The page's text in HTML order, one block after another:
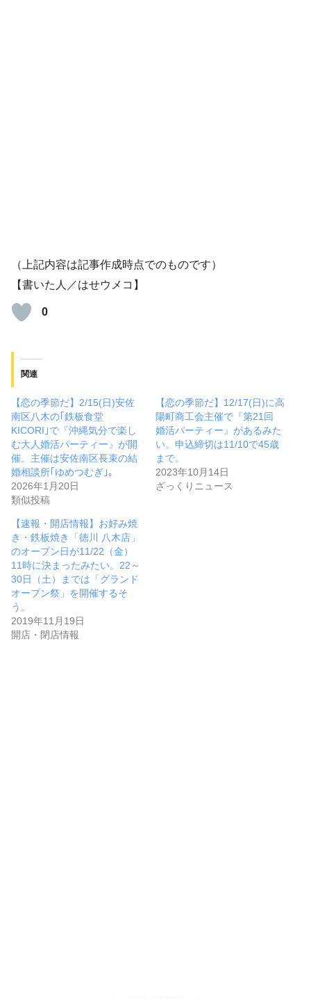
（上記内容は記事作成時点でのものです）
【書いた人／はせウメコ】
0
関連
【恋の季節だ】2/15(日)安佐
南区八木の｢鉄板食堂
KICORI｣で『沖縄気分で楽し
む大人婚活パーティー』が開
催。主催は安佐南区長束の結
婚相談所｢ゆめつむぎ｣。
2026年1月20日
類似投稿
【恋の季節だ】12/17(日)に高
陽町商工会主催で『第21回
婚活パーティー』があるみた
い。申込締切は11/10で45歳
まで。
2023年10月14日
ざっくりニュース
【速報・開店情報】お好み焼
き・鉄板焼き「徳川 八木店」
のオープン日が11/22（金）
11時に決まったみたい。22～
30日（土）までは「グランド
オープン祭」を開催するそ
う。
2019年11月19日
開店・閉店情報